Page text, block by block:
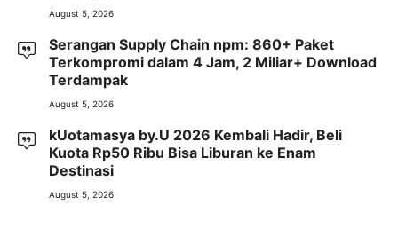
August 5, 2026
Serangan Supply Chain npm: 860+ Paket
Terkompromi dalam 4 Jam, 2 Miliar+ Download
Terdampak
August 5, 2026
kUotamasya by.U 2026 Kembali Hadir, Beli
Kuota Rp50 Ribu Bisa Liburan ke Enam
Destinasi
August 5, 2026